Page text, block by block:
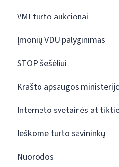
VMI turto aukcionai
Įmonių VDU palyginimas
STOP šešėliui
Krašto apsaugos
Interneto svetainės
Ieškome turto savininkų
Nuorodos